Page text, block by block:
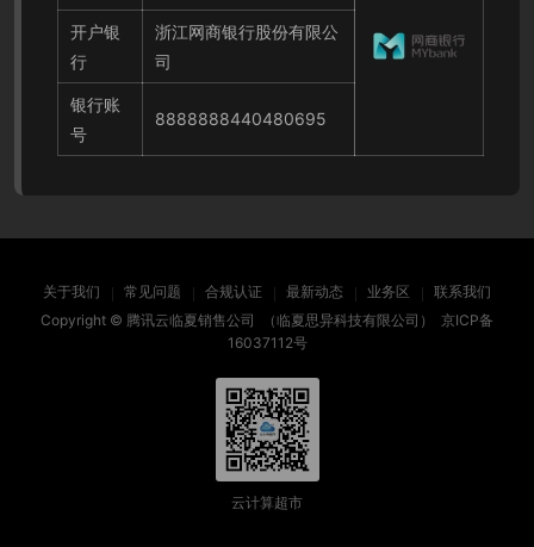
开户银
行
浙江网商银行股份有限公
司
银行账
号
8888888440480695
关于我们 常见问题 合规认证 最新动态 业务区
联系我们
Copyright © 腾讯云临夏销售公司 （临夏思异科技有限公司） 京ICP备
16037112号
云计算超市